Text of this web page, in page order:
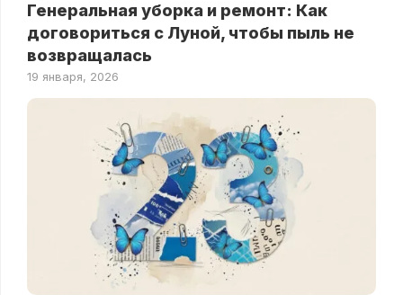
Генеральная уборка и ремонт: Как
договориться с Луной, чтобы пыль не
возвращалась
19 января, 2026